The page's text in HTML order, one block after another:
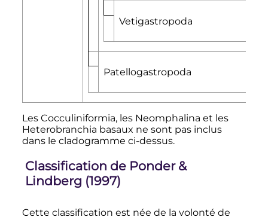
Vetigastropoda
Patellogastropoda
Les Cocculiniformia, les Neomphalina et les
Heterobranchia basaux ne sont pas inclus
dans le cladogramme ci-dessus.
Classification de Ponder &
Lindberg (1997)
Cette classification est née de la volonté de